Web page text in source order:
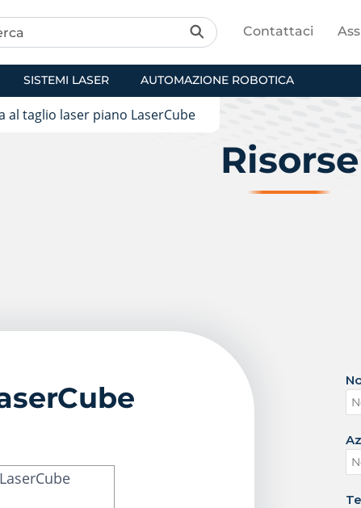
SISTEMI LASER AUTOMAZIONE ROBOTICA
Contattaci
al taglio laser piano LaserCube
Risorse